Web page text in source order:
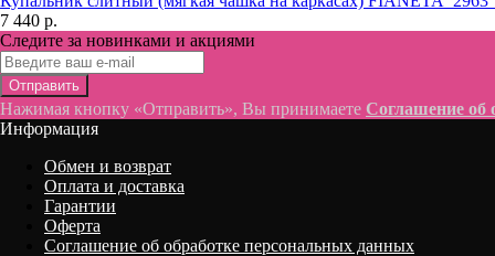
7 440 р.
Следите за новинками и акциями
Отправить
Нажимая кнопку «Отправить», Вы принимаете Соглашение об
Информация
Обмен и возврат
Оплата и доставка
Гарантии
Оферта
Соглашение об обработке персональных данных